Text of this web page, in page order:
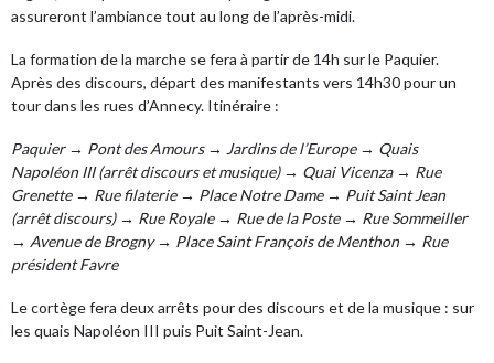
assureront l’ambiance tout au long de l’après-midi.
La formation de la marche se fera à partir de 14h sur le Paquier.
Après des discours, départ des manifestants vers 14h30 pour un
tour dans les rues d’Annecy. Itinéraire :
Paquier → Pont des Amours → Jardins de l’Europe → Quais
Napoléon III (arrêt discours et musique) → Quai Vicenza → Rue
Grenette → Rue filaterie → Place Notre Dame → Puit Saint Jean
(arrêt discours) → Rue Royale → Rue de la Poste → Rue Sommeiller
→ Avenue de Brogny → Place Saint François de Menthon → Rue
président Favre
Le cortège fera deux arrêts pour des discours et de la musique : sur
les quais Napoléon III puis Puit Saint-Jean.